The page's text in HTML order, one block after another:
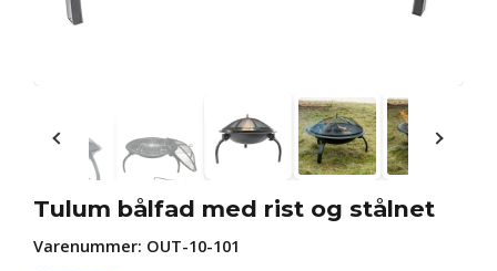
Tulum bålfad med rist og stålnet
Varenummer: OUT-10-101